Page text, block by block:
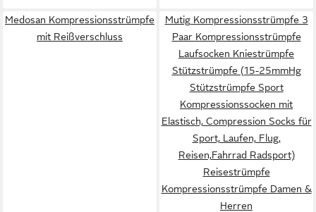
Medosan Kompressionsstrümpfe
mit Reißverschluss
Mutig Kompressionsstrümpfe 3
Paar Kompressionsstrümpfe
Laufsocken Kniestrümpfe
Stützstrümpfe (15-25mmHg
Stützstrümpfe Sport
Kompressionssocken mit
Elastisch, Compression Socks für
Sport, Laufen, Flug,
Reisen,Fahrrad Radsport)
Reisestrümpfe
Kompressionsstrümpfe Damen &
Herren